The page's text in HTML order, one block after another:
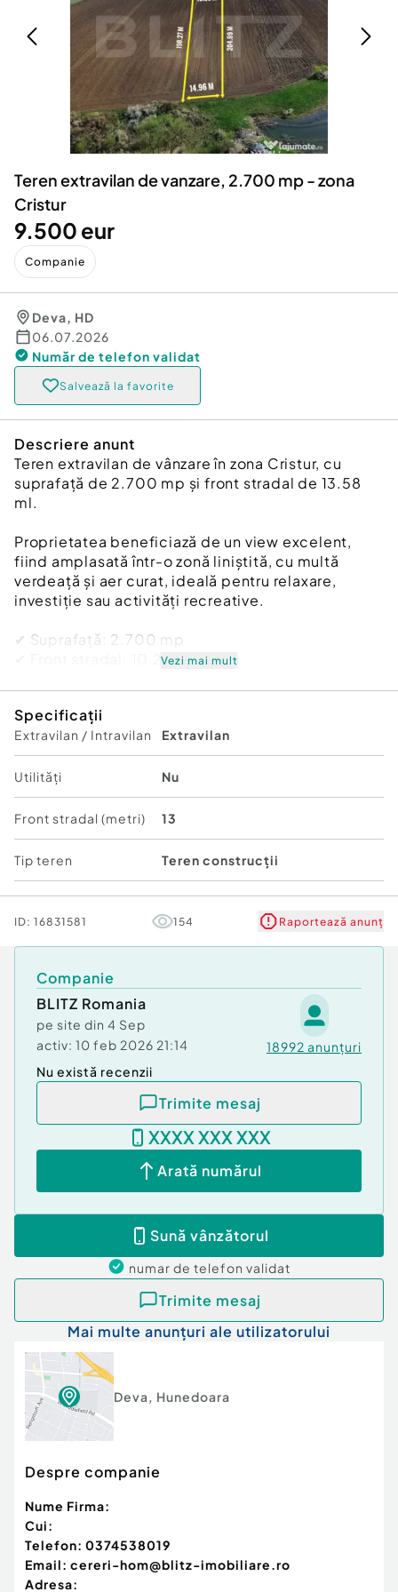
Servicii
Animale de companie
Afaceri și echipamente profesionale
Inchiriere Bunuri si Vehicule
Utilaje agricole si industriale
Piese auto si accesorii
Dacia Duster
Teren extravilan de vanzare, 2.700 mp - zona
Cristur
9.500 eur
Companie
Deva, HD
06.07.2026
Număr de telefon validat
Salvează la favorite
Descriere anunt
Teren extravilan de vânzare în zona Cristur, cu
suprafață de 2.700 mp și front stradal de 13.58
ml.
Proprietatea beneficiază de un view excelent,
fiind amplasată într-o zonă liniștită, cu multă
verdeață și aer curat, ideală pentru relaxare,
investiție sau activități recreative.
✔ Suprafață: 2.700 mp
✔ Front stradal: 10,24 ml
✔ Acces facil
O oportunitate foarte bună pentru cei care își
doresc un teren într-o zonă cu potențial și peisaj
frumos.
Cod ofertă / ID BLITZ: P171503
Id intern: P171503
Vezi mai mult
Specificații
Extravilan / Intravilan Extravilan
Utilități Nu
Front stradal (metri) 13
Tip teren Teren construcții
ID: 16831581 154 Raportează anunț
Companie
BLITZ Romania
pe site din 4 Sep
activ: 10 feb 2026 21:14 18992 anunțuri
Nu există recenzii
Trimite mesaj
XXXX XXX XXX
Arată numărul
Sună vânzătorul
numar de telefon validat
Trimite mesaj
Mai multe anunțuri ale utilizatorului
Deva, Hunedoara
Despre companie
Nume Firma:
Cui:
Telefon: 0374538019
Email: cereri-hom@blitz-imobiliare.ro
Adresa: